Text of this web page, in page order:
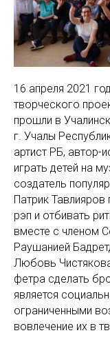
16 апреля 2021
творческого
прошли в
г. Учалы
артист РБ, автор-
играть детей на
создатель
Патрик Тавлияров
рэп и отбивать
вместе с членом
Раушанией
Любовь
фетра сделать
является
ограниченными
вовлечение их в